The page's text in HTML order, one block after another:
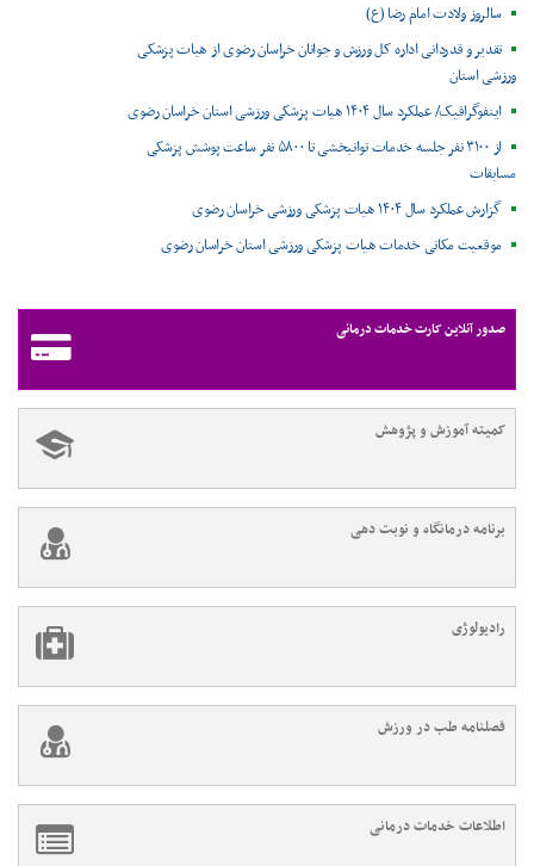
سالروز ولادت امام رضا (ع)
تقدیر و قدردانی اداره کل ورزش و جوانان خراسان رضوی از هیات پزشکی
ورزشی استان
اینفوگرافیک/ عملکرد سال ۱۴۰۴ هیات پزشکی ورزشی استان خراسان رضوی
از ۳۱۰۰ نفر جلسه خدمات توانبخشی تا ۵۸۰۰ نفر ساعت پوشش پزشکی
مسابقات
گزارش عملکرد سال ۱۴۰۴ هیات پزشکی ورزشی خراسان رضوی
موقعیت مکانی خدمات هیات پزشکی ورزشی استان خراسان رضوی ‌
صدور آنلاین کارت خدمات درمانی
کمیته آموزش و پژوهش
برنامه درمانگاه و نوبت دهی
رادیولوژی
فصلنامه طب در ورزش
اطلاعات خدمات درمانی